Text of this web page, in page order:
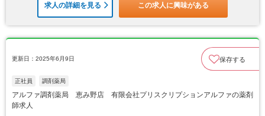
求人の詳細を見る この求人に興味がある
更新日：2025年6月9日 保存する
正社員 調剤薬局
アルファ調剤薬局 恵み野店 有限会社プリスクリプションアルファの薬剤
師求人